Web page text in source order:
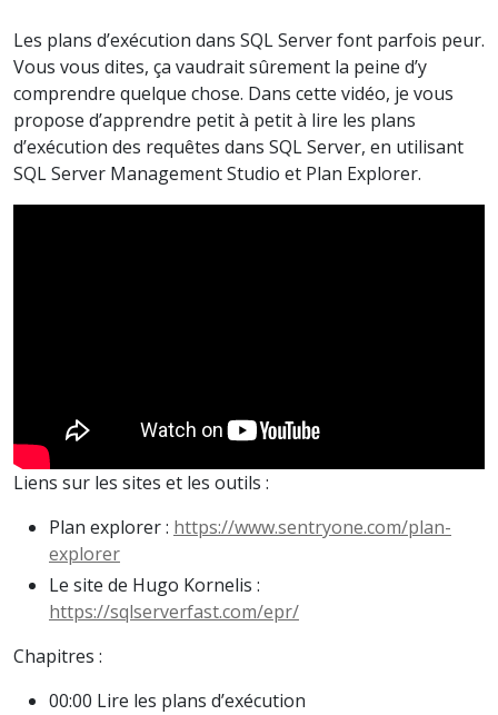
Les plans d’exécution dans SQL Server font parfois peur.
Vous vous dites, ça vaudrait sûrement la peine d’y
comprendre quelque chose. Dans cette vidéo, je vous
propose d’apprendre petit à petit à lire les plans
d’exécution des requêtes dans SQL Server, en utilisant
SQL Server Management Studio et Plan Explorer.
Liens sur les sites et les outils :
Plan explorer : https://www.sentryone.com/plan-
explorer
Le site de Hugo Kornelis :
https://sqlserverfast.com/epr/
Chapitres :
00:00 Lire les plans d’exécution